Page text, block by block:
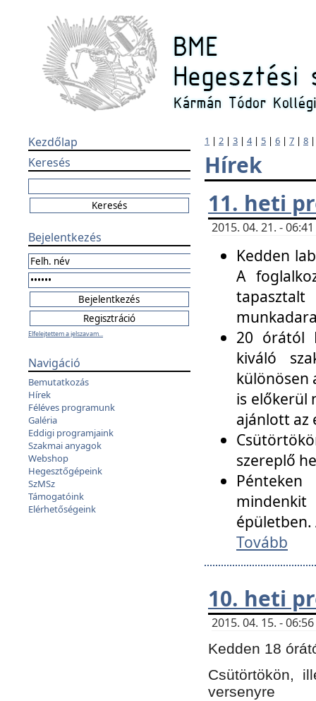
Kezdőlap
Keresés
Bejelentkezés
Elfelejtettem a jelszavam...
Navigáció
Bemutatkozás
Hírek
Féléves programunk
Galéria
Eddigi programjaink
Szakmai anyagok
Webshop
Hegesztőgépeink
SzMSz
Támogatóink
Elérhetőségeink
1 | 2 | 3 | 4| 5 | 6 | 7 | 8
Hírek
11. heti
2015. 04. 21. -
Kedden
A
20 órától
kiváló
különösen
is előkerül
ajánlott az
szereplő
épületben.
Tovább
10. heti
2015. 04. 15. -
Kedden 18
Csütörtökön,
versenyre